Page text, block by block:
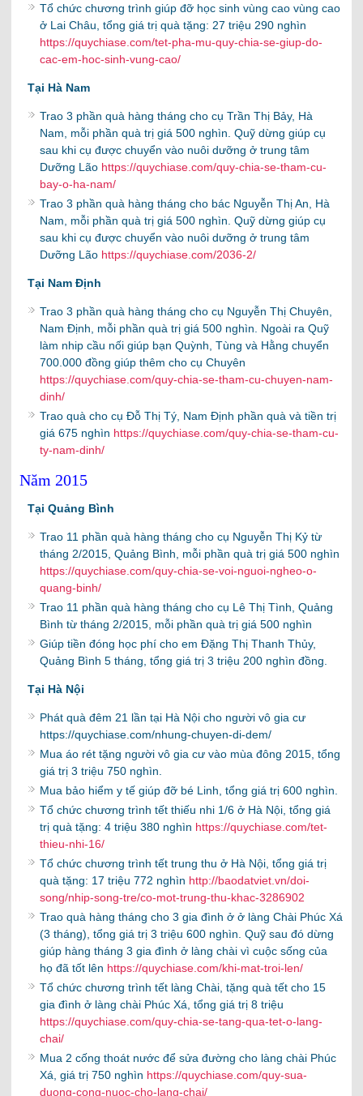
Tổ chức chương trình giúp đỡ học sinh vùng cao vùng cao
ở Lai Châu, tổng giá trị quà tặng: 27 triệu 290 nghìn
https://quychiase.com/tet-pha-mu-quy-chia-se-giup-do-
cac-em-hoc-sinh-vung-cao/
Tại Hà Nam
Trao 3 phần quà hàng tháng cho cụ Trần Thị Bảy, Hà
Nam, mỗi phần quà trị giá 500 nghìn. Quỹ dừng giúp cụ
sau khi cụ được chuyển vào nuôi dưỡng ở trung tâm
Dưỡng Lão https://quychiase.com/quy-chia-se-tham-cu-
bay-o-ha-nam/
Trao 3 phần quà hàng tháng cho bác Nguyễn Thị An, Hà
Nam, mỗi phần quà trị giá 500 nghìn. Quỹ dừng giúp cụ
sau khi cụ được chuyển vào nuôi dưỡng ở trung tâm
Dưỡng Lão https://quychiase.com/2036-2/
Tại Nam Định
Trao 3 phần quà hàng tháng cho cụ Nguyễn Thị Chuyên,
Nam Định, mỗi phần quà trị giá 500 nghìn. Ngoài ra Quỹ
làm nhip cầu nối giúp bạn Quỳnh, Tùng và Hằng chuyển
700.000 đồng giúp thêm cho cụ Chuyên
https://quychiase.com/quy-chia-se-tham-cu-chuyen-nam-
dinh/
Trao quà cho cụ Đỗ Thị Tý, Nam Định phần quà và tiền trị
giá 675 nghìn https://quychiase.com/quy-chia-se-tham-cu-
ty-nam-dinh/
Năm 2015
Tại Quảng Bình
Trao 11 phần quà hàng tháng cho cụ Nguyễn Thị Kỷ từ
tháng 2/2015, Quảng Bình, mỗi phần quà trị giá 500 nghìn
https://quychiase.com/quy-chia-se-voi-nguoi-ngheo-o-
quang-binh/
Trao 11 phần quà hàng tháng cho cụ Lê Thị Tình, Quảng
Bình từ tháng 2/2015, mỗi phần quà trị giá 500 nghìn
Giúp tiền đóng học phí cho em Đặng Thị Thanh Thủy,
Quảng Bình 5 tháng, tổng giá trị 3 triệu 200 nghìn đồng.
Tại Hà Nội
Phát quà đêm 21 lần tại Hà Nội cho người vô gia cư
https://quychiase.com/nhung-chuyen-di-dem/
Mua áo rét tặng người vô gia cư vào mùa đông 2015, tổng
giá trị 3 triệu 750 nghìn.
Mua bảo hiểm y tế giúp đỡ bé Linh, tổng giá trị 600 nghìn.
Tổ chức chương trình tết thiếu nhi 1/6 ở Hà Nội, tổng giá
trị quà tặng: 4 triệu 380 nghìn https://quychiase.com/tet-
thieu-nhi-16/
Tổ chức chương trình tết trung thu ở Hà Nội, tổng giá trị
quà tặng: 17 triệu 772 nghìn http://baodatviet.vn/doi-
song/nhip-song-tre/co-mot-trung-thu-khac-3286902
Trao quà hàng tháng cho 3 gia đình ở ở làng Chài Phúc Xá
(3 tháng), tổng giá trị 3 triệu 600 nghìn. Quỹ sau đó dừng
giúp hàng tháng 3 gia đình ở làng chài vì cuộc sống của
họ đã tốt lên https://quychiase.com/khi-mat-troi-len/
Tổ chức chương trình tết làng Chài, tặng quà tết cho 15
gia đình ở làng chài Phúc Xá, tổng giá trị 8 triệu
https://quychiase.com/quy-chia-se-tang-qua-tet-o-lang-
chai/
Mua 2 cống thoát nước để sửa đường cho làng chài Phúc
Xá, giá trị 750 nghìn https://quychiase.com/quy-sua-
duong-cong-nuoc-cho-lang-chai/